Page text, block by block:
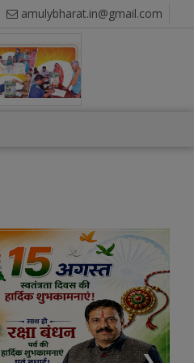
amulybharat.in@gmail.com